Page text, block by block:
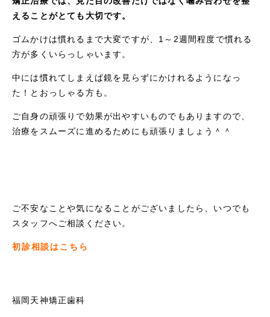
えることがとても大切です。
ゴムかけは慣れるまで大変ですが、1～2週間程度で慣れる
方が多くいらっしゃいます。
中には慣れてしまえば鏡を見らずにかけれるようになっ
た！とおっしゃる方も。
ご自身の頑張りで効果が出やすいものでもありますので、
治療をスムーズに進めるためにも頑張りましょう＾＾
ご不安なことや気になることがございましたら、いつでも
スタッフへご相談ください。
初診相談はこちら
福岡天神矯正歯科